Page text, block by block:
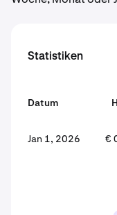
Statistiken
Datum
Jan 1, 2026
€